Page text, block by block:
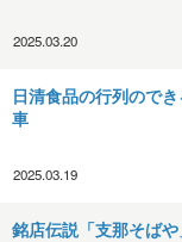
2025.03.20
日清食品の行列ので
車
2025.03.19
銘店伝説「支那そばや